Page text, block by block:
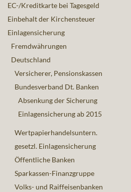
EC-/Kreditkarte bei Tagesgeld
Einbehalt der Kirchensteuer
Einlagensicherung
Fremdwährungen
Deutschland
Versicherer, Pensionskassen
Bundesverband Dt. Banken
Absenkung der Sicherung
Einlagensicherung ab 2015
Wertpapierhandelsuntern.
gesetzl. Einlagensicherung
Öffentliche Banken
Sparkassen-Finanzgruppe
Volks- und Raiffeisenbanken